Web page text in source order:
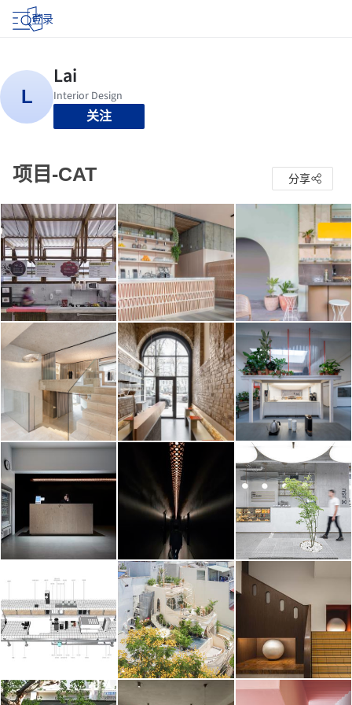
登录
关注
项目-CAT 分享